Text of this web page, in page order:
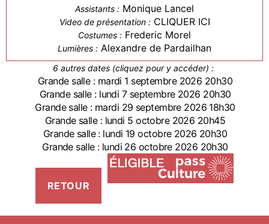
Assistants : Monique Lancel
Video de présentation : CLIQUER ICI
Costumes : Frederic Morel
Lumières : Alexandre de Pardailhan
6 autres dates (cliquez pour y accéder) :
Grande salle : mardi 1 septembre 2026 20h30
Grande salle : lundi 7 septembre 2026 20h30
Grande salle : mardi 29 septembre 2026 18h30
Grande salle : lundi 5 octobre 2026 20h45
Grande salle : lundi 19 octobre 2026 20h30
Grande salle : lundi 26 octobre 2026 20h30